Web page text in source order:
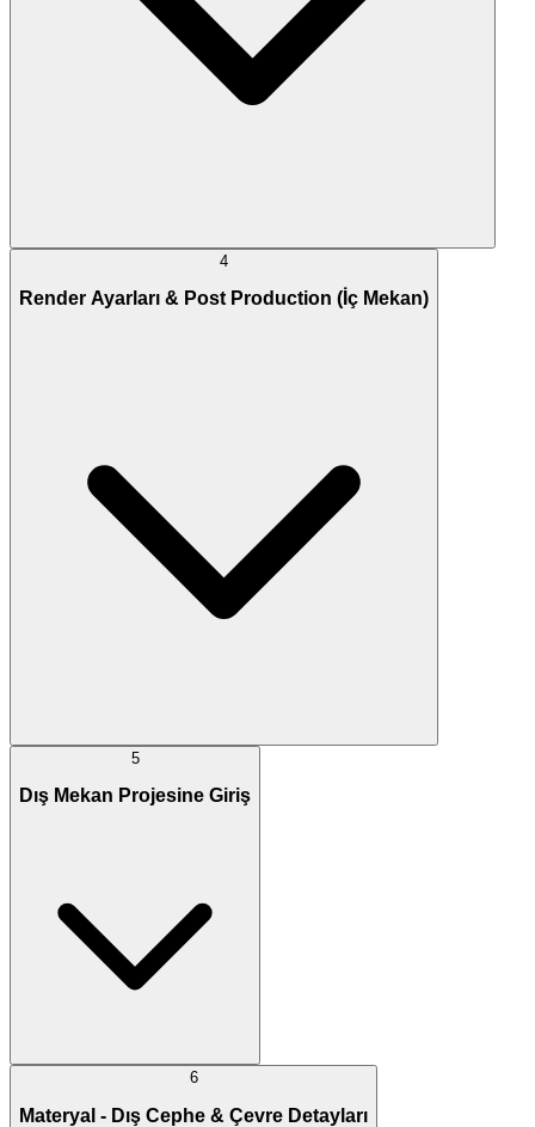
4
Render Ayarları & Post Production (İç Mekan)
5
Dış Mekan Projesine Giriş
6
Materyal - Dış Cephe & Çevre Detayları